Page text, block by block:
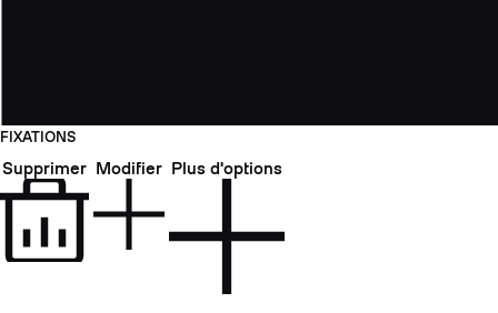
FIXATIONS
Supprimer Modifier Plus d'options